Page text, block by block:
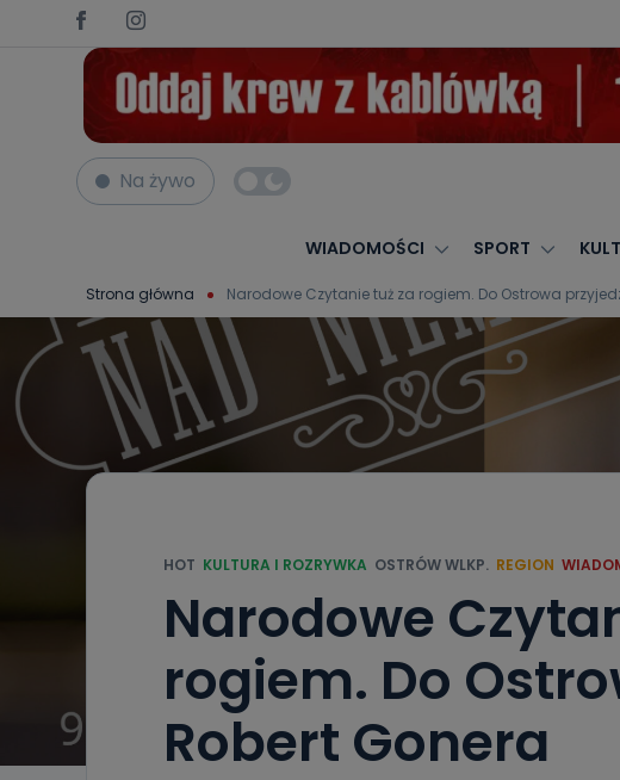
Na żywo
WIADOMOŚCI SPORT
Strona główna Narodowe Czytanie tuż za rogiem. Do Ostrowa
HOT KULTURA I ROZRYWKA OSTRÓW WLKP. REGION
Narodowe
rogiem. Do
Robert Gonera